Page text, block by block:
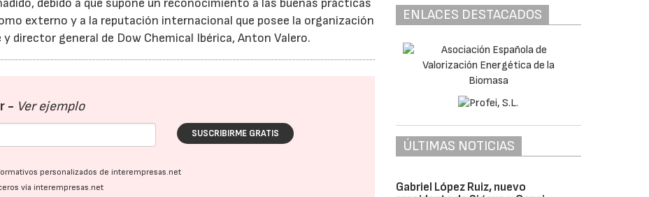
debido a que supone un reconocimiento a las buenas prácticas
externo y a la reputación internacional que posee la organización
director general de Dow Chemical Ibérica, Anton Valero.
- Ver ejemplo
SUSCRIBIRME GRATIS
personalizados de interempresas.net
vía interempresas.net
ENLACES DESTACADOS
ÚLTIMAS NOTICIAS
Gabriel López Ruiz, nuevo